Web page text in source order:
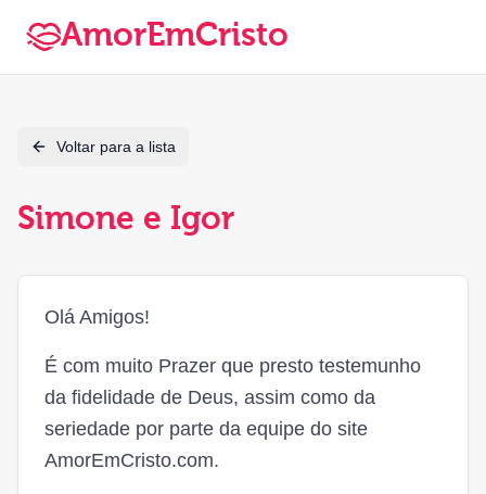
AmorEmCristo
Voltar para a lista
Simone e Igor
Olá Amigos!
É com muito Prazer que presto testemunho
da fidelidade de Deus, assim como da
seriedade por parte da equipe do site
AmorEmCristo.com.